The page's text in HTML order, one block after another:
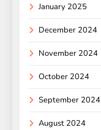
January 2025
December 2024
November 2024
October 2024
September 2024
August 2024